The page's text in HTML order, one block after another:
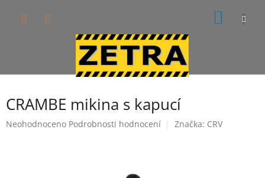
CRAMBE mikina s kapucí
Průměrné
Neohodnoceno Podrobnosti hodnocení Značka: CRV